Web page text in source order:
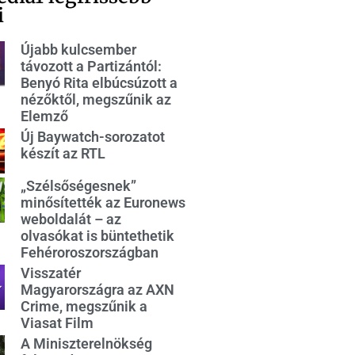
Újabb kulcsember
távozott a Partizántól:
Benyó Rita elbúcsúzott a
nézőktől, megszűnik az
Elemző
Új Baywatch-sorozatot
készít az RTL
„Szélsőségesnek”
minősítették az Euronews
weboldalát – az
olvasókat is büntethetik
Fehéroroszországban
Visszatér
Magyarországra az AXN
Crime, megszűnik a
Viasat Film
A Miniszterelnökség